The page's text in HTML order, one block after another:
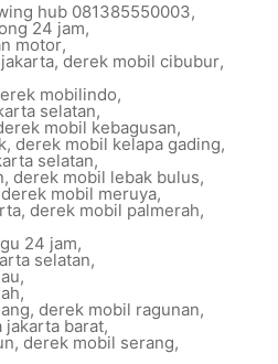
hub 081385550003,
24 jam,
motor,
, derek mobil cibubur,
mobilindo,
selatan,
mobil kebagusan,
, derek mobil kelapa gading,
selatan,
, derek mobil lebak bulus,
derek mobil meruya,
, derek mobil palmerah,
24 jam,
selatan,
,
,
, derek mobil ragunan,
jakarta barat,
, derek mobil serang,